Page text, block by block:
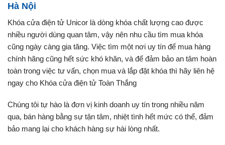
Hà Nội
Khóa cửa điện tử Unicor là dòng khóa chất lượng cao được
nhiều người dùng quan tâm, vậy nên nhu cầu tìm mua khóa
cũng ngày càng gia tăng. Việc tìm một nơi uy tín để mua hàng
chính hãng cũng hết sức khó khăn, và để đảm bảo an tâm hoàn
toàn trong việc tư vấn, chọn mua và lắp đặt khóa thì hãy liên hệ
ngay cho Khóa cửa điện tử Toàn Thắng
Chúng tôi tự hào là đơn vị kinh doanh uy tín trong nhiều năm
qua, bán hàng bằng sự tận tâm, nhiệt tình hết mức có thể, đảm
bảo mang lại cho khách hàng sự hài lòng nhất.